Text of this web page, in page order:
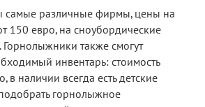
самые различные фирмы, цены на
150 евро, на сноубордические
Горнолыжники также смогут
инвентарь: стоимость
в наличии всегда есть детские
горнолыжное